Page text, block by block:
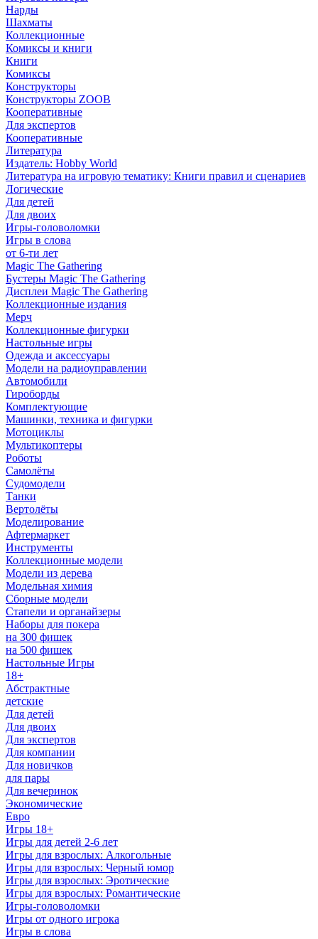
Нарды
Шахматы
Коллекционные
Комиксы и книги
Книги
Комиксы
Конструкторы
Конструкторы ZOOB
Кооперативные
Для экспертов
Кооперативные
Литература
Издатель: Hobby World
Литература на игровую тематику: Книги правил и сценариев
Логические
Для детей
Для двоих
Игры-головоломки
Игры в слова
от 6-ти лет
Magic The Gathering
Бустеры Magic The Gathering
Дисплеи Magic The Gathering
Коллекционные издания
Мерч
Коллекционные фигурки
Настольные игры
Одежда и аксессуары
Модели на радиоуправлении
Автомобили
Гироборды
Комплектующие
Машинки, техника и фигурки
Мотоциклы
Мультикоптеры
Роботы
Самолёты
Судомодели
Танки
Вертолёты
Моделирование
Афтермаркет
Инструменты
Коллекционные модели
Модели из дерева
Модельная химия
Сборные модели
Стапели и органайзеры
Наборы для покера
на 300 фишек
на 500 фишек
Настольные Игры
18+
Абстрактные
детские
Для детей
Для двоих
Для экспертов
Для компании
Для новичков
для пары
Для вечеринок
Экономические
Евро
Игры 18+
Игры для детей 2-6 лет
Игры для взрослых: Алкогольные
Игры для взрослых: Черный юмор
Игры для взрослых: Эротические
Игры для взрослых: Романтические
Игры-головоломки
Игры от одного игрока
Игры в слова